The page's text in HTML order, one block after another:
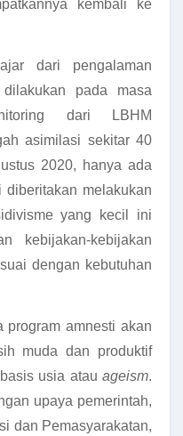
kembali ke
dari pengalaman
pada masa
dari LBHM
asimilasi sekitar 40
2020, hanya ada
melakukan
yang kecil ini
kebijakan-kebijakan
dengan kebutuhan
program amnesti akan
muda dan produktif
usia atau ageism.
upaya pemerintah,
dan Pemasyarakatan,